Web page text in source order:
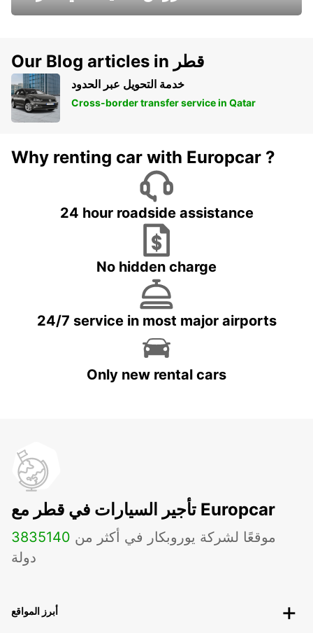
Our Blog articles in قطر
خدمة التحويل عبر الحدود
Cross-border transfer service in Qatar
Why renting car with Europcar ?
24 hour roadside assistance
No hidden charge
24/7 service in most major airports
Only new rental cars
تأجير السيارات في قطر مع Europcar
3835 موقعًا لشركة يوروبكار في أكثر من 140
دولة
أبرز المواقع